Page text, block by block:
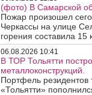
(фото) В Самарской
Пожар произошел
Черкассы на улице
горения составила 15
06.08.2026 10:41
В ТОР Тольятти
металлоконструкций.
Портфель
«Тольятти»